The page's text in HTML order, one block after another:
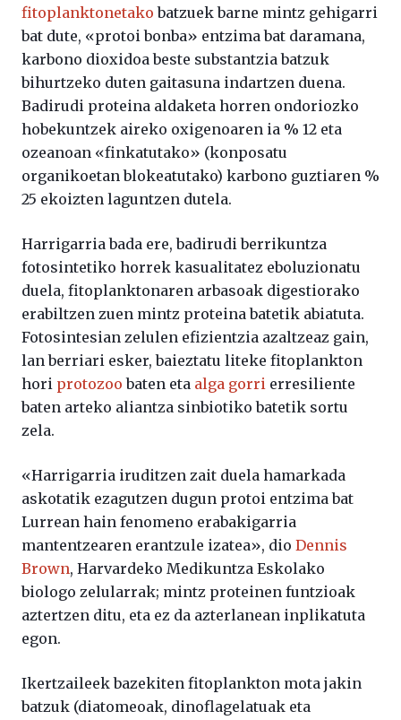
fitoplanktonetako batzuek barne mintz gehigarri
bat dute, «protoi bonba» entzima bat daramana,
karbono dioxidoa beste substantzia batzuk
bihurtzeko duten gaitasuna indartzen duena.
Badirudi proteina aldaketa horren ondoriozko
hobekuntzek aireko oxigenoaren ia % 12 eta
ozeanoan «finkatutako» (konposatu
organikoetan blokeatutako) karbono guztiaren %
25 ekoizten laguntzen dutela.
Harrigarria bada ere, badirudi berrikuntza
fotosintetiko horrek kasualitatez eboluzionatu
duela, fitoplanktonaren arbasoak digestiorako
erabiltzen zuen mintz proteina batetik abiatuta.
Fotosintesian zelulen efizientzia azaltzeaz gain,
lan berriari esker, baieztatu liteke fitoplankton
hori protozoo baten eta alga gorri erresiliente
baten arteko aliantza sinbiotiko batetik sortu
zela.
«Harrigarria iruditzen zait duela hamarkada
askotatik ezagutzen dugun protoi entzima bat
Lurrean hain fenomeno erabakigarria
mantentzearen erantzule izatea», dio Dennis
Brown, Harvardeko Medikuntza Eskolako
biologo zelularrak; mintz proteinen funtzioak
aztertzen ditu, eta ez da azterlanean inplikatuta
egon.
Ikertzaileek bazekiten fitoplankton mota jakin
batzuk (diatomeoak, dinoflagelatuak eta